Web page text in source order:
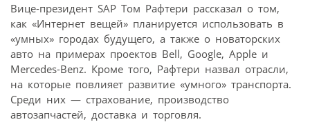
Вице-президент SAP Том Рафтери рассказал о том,
как «Интернет вещей» планируется использовать в
«умных» городах будущего, а также о новаторских
авто на примерах проектов Bell, Google, Apple и
Mercedes-Benz. Кроме того, Рафтери назвал отрасли,
на которые повлияет развитие «умного» транспорта.
Среди них — страхование, производство
автозапчастей, доставка и торговля.